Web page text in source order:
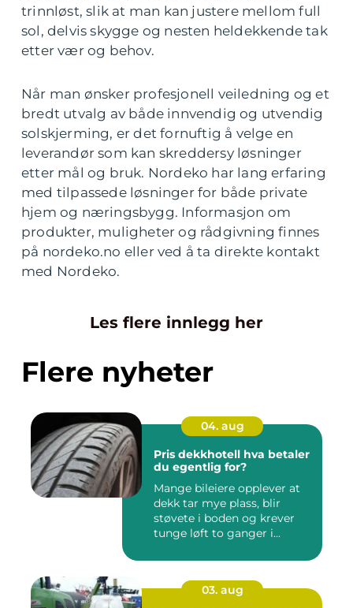
trinnløst, slik at man kan justere mellom full
sol, delvis skygge og nesten heldekkende tak
etter vær og behov.
Når man ønsker profesjonell veiledning og et
bredt utvalg av både innvendig og utvendig
solskjerming, er det fornuftig å velge en
leverandør som kan skreddersy løsninger
etter mål og bruk. Nordeko har lang erfaring
med tilpassede løsninger for både private
hjem og næringsbygg. Informasjon om
produkter, muligheter og rådgivning finnes
på nordeko.no eller ved å ta direkte kontakt
med Nordeko.
Les flere innlegg her
Flere nyheter
04. aug
Pris dekkhotell hva betaler
du egentlig for?
Mange bileiere opplever at
dekk tar mye plass, blir
støvete i boden og krever
tunge løft to ganger i...
03. aug